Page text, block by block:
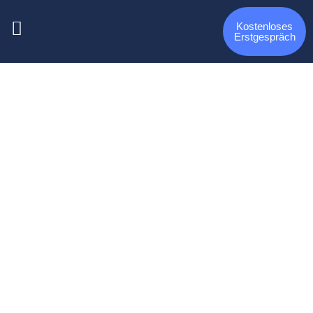
Kostenloses
Erstgespräch